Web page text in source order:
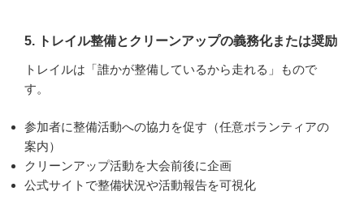
5. トレイル整備とクリーンアップの義務化または奨励
トレイルは「誰かが整備しているから走れる」もので
す。
参加者に整備活動への協力を促す（任意ボランティアの
案内）
クリーンアップ活動を大会前後に企画
公式サイトで整備状況や活動報告を可視化